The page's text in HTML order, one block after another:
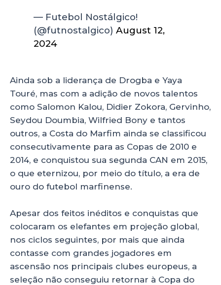
— Futebol Nostálgico!
(@futnostalgico)August 12,
2024
Ainda sob a liderança de Drogba e Yaya
Touré, mas com a adição de novos talentos
como Salomon Kalou, Didier Zokora, Gervinho,
Seydou Doumbia, Wilfried Bony e tantos
outros, a Costa do Marfim ainda se classificou
consecutivamente para as Copas de 2010 e
2014, e conquistou sua segunda CAN em 2015,
o que eternizou, por meio do título, a era de
ouro do futebol marfinense.
Apesar dos feitos inéditos e conquistas que
colocaram os elefantes em projeção global,
nos ciclos seguintes, por mais que ainda
contasse com grandes jogadores em
ascensão nos principais clubes europeus, a
seleção não conseguiu retornar à Copa do